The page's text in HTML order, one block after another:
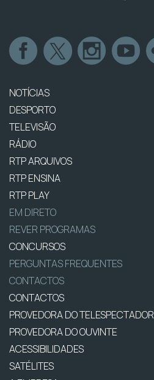
NOTÍCIAS
DESPORTO
TELEVISÃO
RÁDIO
RTP ARQUIVOS
RTP ENSINA
RTP PLAY
EM DIRETO
REVER PROGRAMAS
CONCURSOS
PERGUNTAS FREQUENTES
CONTACTOS
CONTACTOS
PROVEDORA DO TELESPECTADOR
PROVEDORA DO OUVINTE
ACESSIBILIDADES
SATÉLITES